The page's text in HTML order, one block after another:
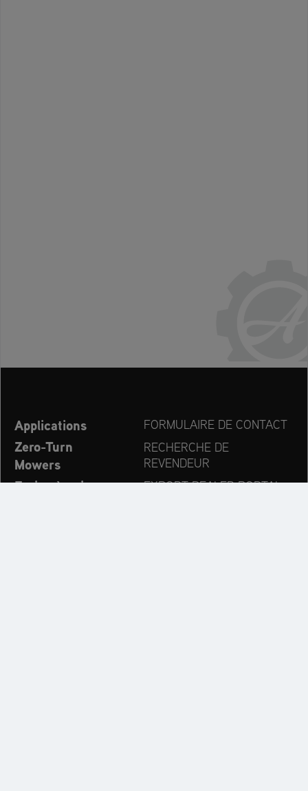
Applications
Zero-Turn
Mowers
Fraise à neige
FORMULAIRE DE CONTACT
RECHERCHE DE
REVENDEUR
EXPORT DEALER PORTAL